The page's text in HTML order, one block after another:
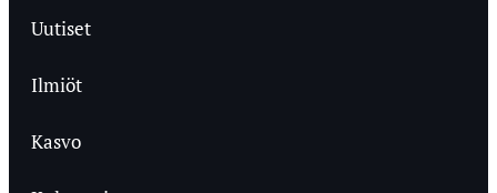
Uutiset
Ilmiöt
Kasvo